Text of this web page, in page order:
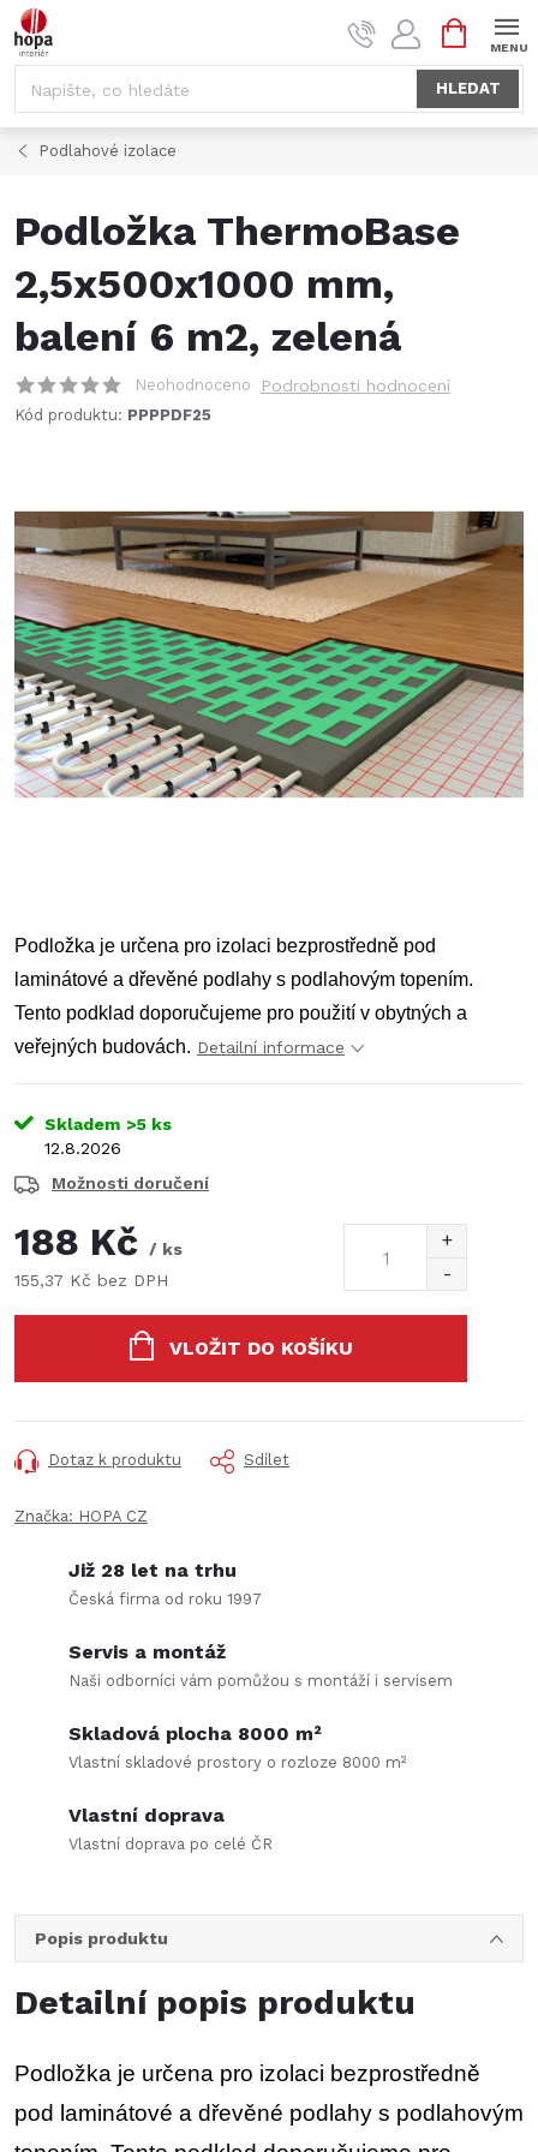
Přejít
na
HLEDAT
NÁKUPNÍ
KOŠÍK
Podlahové izolace
Podložka ThermoBase
2,5x500x1000 mm,
balení 6 m2, zelená
Neohodnoceno Podrobnosti hodnocení
Kód produktu: PPPPDF25
Podložka je určena pro izolaci bezprostředně pod
laminátové a dřevěné podlahy s podlahovým topením.
Tento podklad doporučujeme pro použití v obytných a
veřejných budovách. Detailní informace
Skladem >5 ks
12.8.2026
Možnosti doručení
188 Kč
/ ks
155,37 Kč bez DPH
VLOŽIT DO KOŠÍKU
Dotaz k produktu Sdílet
Značka: HOPA CZ
Již 28 let na trhu
Česká firma od roku 1997
Servis a montáž
Naši odborníci vám pomůžou s montáží i servisem
Skladová plocha 8000 m²
Vlastní skladové prostory o rozloze 8000 m²
Vlastní doprava
Vlastní doprava po celé ČR
Popis produktu
Detailní popis produktu
Podložka je určena pro izolaci bezprostředně
pod laminátové a dřevěné podlahy s podlahovým